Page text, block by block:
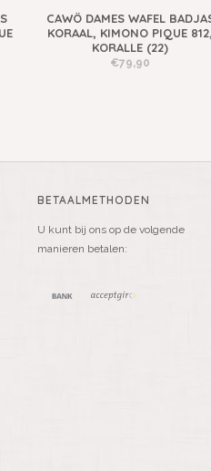
CAWÖ DAMES WAFEL
KORAAL, KIMONO PIQUE 812,
KORALLE (22)
€79,90
BETAALMETHODEN
U kunt bij ons op de volgende
manieren betalen: